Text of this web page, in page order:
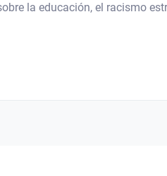
la educación, el racismo